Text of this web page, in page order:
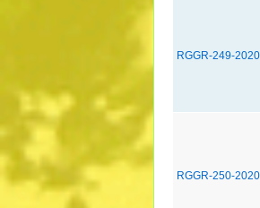
RGGR-249-2020
RGGR-250-2020